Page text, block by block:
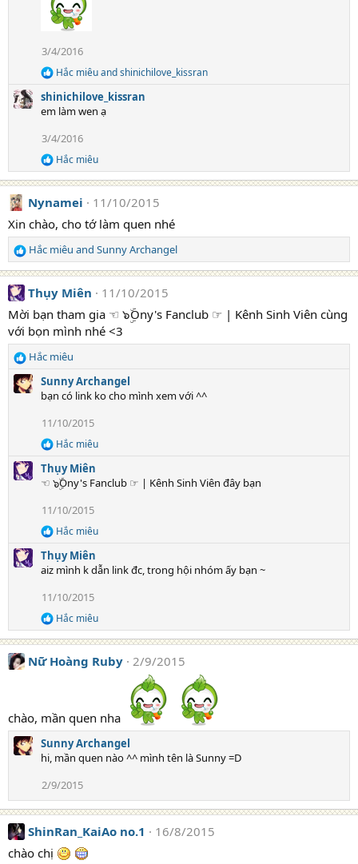
3/4/2016
R
a
c
i
o
n
s
Hắc miêuandshinichilove_kissran
shinichilove_kissran
em làm wen ạ
3/4/2016
R
e
a
c
i
o
n
s
:
Hắc miêu
Nynamei
11/10/2015
Xin chào, cho tớ làm quen nhé
R
e
a
c
t
i
o
n
:
Hắc miêu and Sunny Archangel
Thụy Miên
11/10/2015
Mời bạn tham gia ☜ ๖ۣۜOny's Fanclub ☞ | Kênh Sinh Viên cùng
với bọn mình nhé <3
R
e
a
n
s
Hắc miêu
Sunny Archangel
bạn có link ko cho mình xem với ^^
11/10/2015
R
e
a
c
o
n
s
Hắc miêu
Thụy Miên
☜ ๖ۣۜOny's Fanclub ☞ | Kênh Sinh Viên đây bạn
11/10/2015
R
e
a
c
o
n
s
Hắc miêu
Thụy Miên
aiz mình k dẫn link đc, trong hội nhóm ấy bạn ~
11/10/2015
R
e
a
c
n
s
:
Hắc miêu
Nữ Hoàng Ruby 2/9/2015
chào, mần quen nha
Sunny Archangel
hi, mần quen nào ^^ mình tên là Sunny =D
2/9/2015
ShinRan_KaiAo no.1
16/8/2015
chào chị